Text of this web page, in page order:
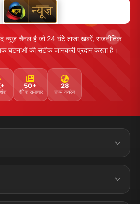
न्यूज़ चैनल है जो 24 घंटे ताजा खबरें, राजनीतिक
घटनाओं की सटीक जानकारी प्रदान करता है।
50+
दैनिक समाचार
28
राज्य कवरेज
Terms &